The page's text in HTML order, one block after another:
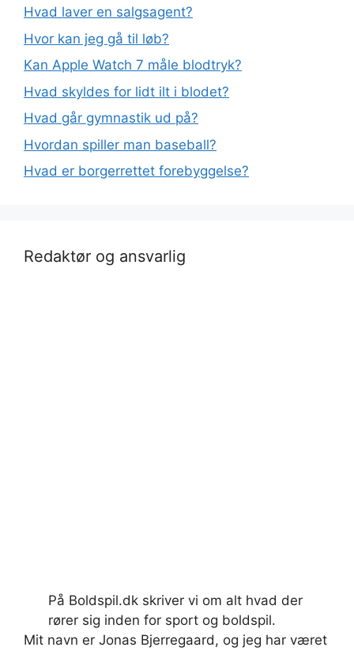
Hvad laver en salgsagent?
Hvor kan jeg gå til løb?
Kan Apple Watch 7 måle blodtryk?
Hvad skyldes for lidt ilt i blodet?
Hvad går gymnastik ud på?
Hvordan spiller man baseball?
Hvad er borgerrettet forebyggelse?
Redaktør og ansvarlig
På Boldspil.dk skriver vi om alt hvad der
rører sig inden for sport og boldspil.
Mit navn er Jonas Bjerregaard, og jeg har været